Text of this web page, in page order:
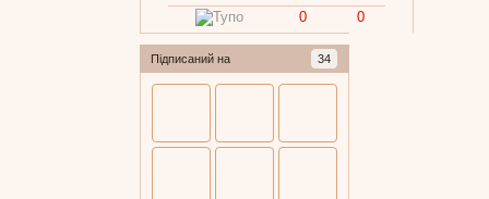
0
0
Підписаний на 34